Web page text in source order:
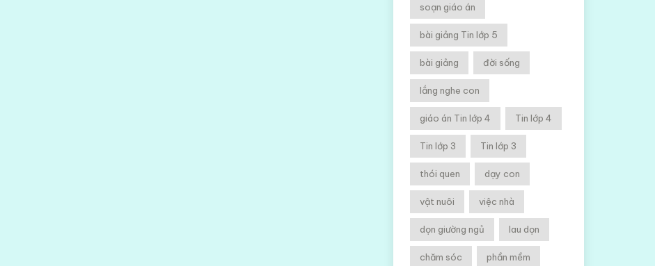
soạn giáo án
bài giảng Tin lớp 5
bài giảng đời sống
lắng nghe con
giáo án Tin lớp 4 Tin lớp 4
Tin lớp 3 Tin lớp 3
thói quen dạy con
vật nuôi việc nhà
dọn giường ngủ lau dọn
chăm sóc phần mềm